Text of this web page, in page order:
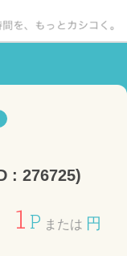
: 276725)
1 P または 円